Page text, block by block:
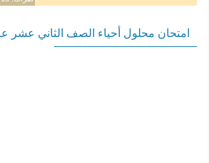
امتحان محلول أحياء الصف الثاني عشر